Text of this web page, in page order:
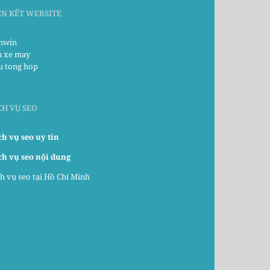
KẾT WEBSITE
xe may
tong hop
VỤ SEO
vụ seo uy tín
vụ seo nội dung
vụ seo tại Hồ Chí Minh